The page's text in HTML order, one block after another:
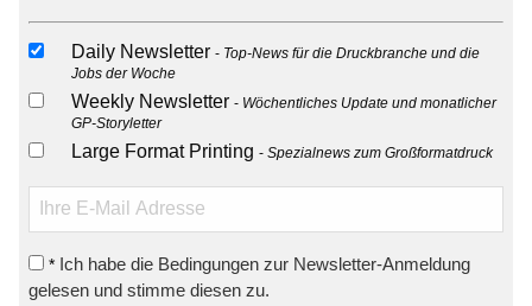
Daily Newsletter
Top-News für die Druckbranche und die
Jobs der Woche
Weekly Newsletter
Wöchentliches Update und monatlicher
GP-Storyletter
Large Format Printing Spezialnews zum Großformatdruck
* Ich habe die Bedingungen zur Newsletter-Anmeldung
gelesen und stimme diesen zu.